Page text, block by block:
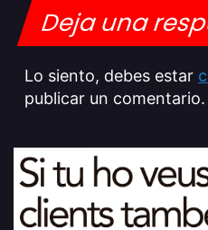
Deja una
Lo siento, debes estar
publicar un comentario.